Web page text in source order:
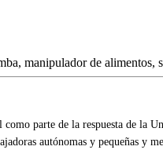
parte de la respuesta de la
autónomas y pequeñas y